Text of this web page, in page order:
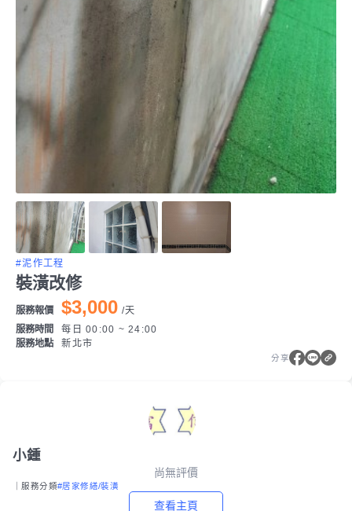
#泥作工程
裝潢改修
服務報價 $3,000 /天
服務時間
每日 00:00 ~ 24:00
服務地點
新北市
分享
小鍾
尚無評價
｜服務分類#居家修繕/裝潢
查看主頁